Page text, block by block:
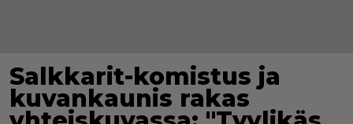
Salkkarit-komistus ja
kuvankaunis rakas